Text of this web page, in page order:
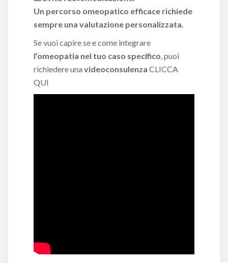
Un percorso omeopatico efficace richiede
sempre una valutazione personalizzata.
Se vuoi capire se e come integrare
l’omeopatia nel tuo caso specifico, puoi
richiedere una videoconsulenza CLICCA
QUI